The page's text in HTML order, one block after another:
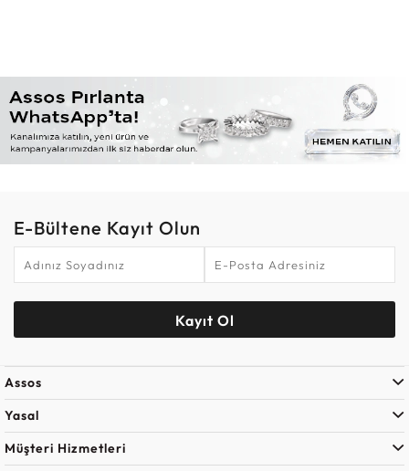
E-Bültene Kayıt Olun
Kayıt Ol
Assos
Yasal
Müşteri Hizmetleri